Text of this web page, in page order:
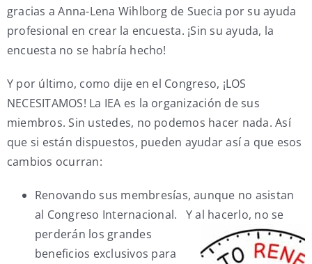
gracias a Anna-Lena Wihlborg de Suecia por su ayuda
profesional en crear la encuesta. ¡Sin su ayuda, la
encuesta no se habría hecho!
Y por último, como dije en el Congreso, ¡LOS
NECESITAMOS! La IEA es la organización de sus
miembros. Sin ustedes, no podemos hacer nada. Así
que si están dispuestos, pueden ayudar así a que esos
cambios ocurran:
Renovando sus membresías, aunque no asistan
al Congreso Internacional. Y al hacerlo, no se
perderán los grandes
beneficios exclusivos para